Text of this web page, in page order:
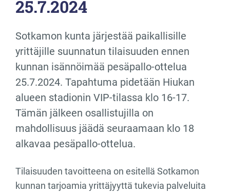
25.7.2024
Sotkamon kunta järjestää paikallisille
yrittäjille suunnatun tilaisuuden ennen
kunnan isännöimää pesäpallo-ottelua
25.7.2024. Tapahtuma pidetään Hiukan
alueen stadionin VIP-tilassa klo 16-17.
Tämän jälkeen osallistujilla on
mahdollisuus jäädä seuraamaan klo 18
alkavaa pesäpallo-ottelua.
Tilaisuuden tavoitteena on esitellä Sotkamon
kunnan tarjoamia yrittäjyyttä tukevia palveluita